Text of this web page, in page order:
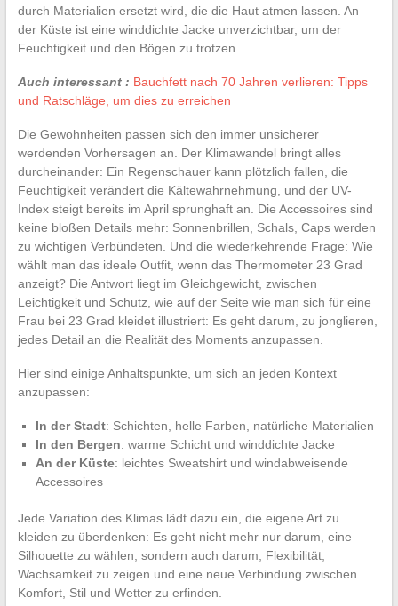
durch Materialien ersetzt wird, die die Haut atmen lassen. An
der Küste ist eine winddichte Jacke unverzichtbar, um der
Feuchtigkeit und den Bögen zu trotzen.
Auch interessant : Bauchfett nach 70 Jahren verlieren: Tipps
und Ratschläge, um dies zu erreichen
Die Gewohnheiten passen sich den immer unsicherer
werdenden Vorhersagen an. Der Klimawandel bringt alles
durcheinander: Ein Regenschauer kann plötzlich fallen, die
Feuchtigkeit verändert die Kältewahrnehmung, und der UV-
Index steigt bereits im April sprunghaft an. Die Accessoires sind
keine bloßen Details mehr: Sonnenbrillen, Schals, Caps werden
zu wichtigen Verbündeten. Und die wiederkehrende Frage: Wie
wählt man das ideale Outfit, wenn das Thermometer 23 Grad
anzeigt? Die Antwort liegt im Gleichgewicht, zwischen
Leichtigkeit und Schutz, wie auf der Seite wie man sich für eine
Frau bei 23 Grad kleidet illustriert: Es geht darum, zu jonglieren,
jedes Detail an die Realität des Moments anzupassen.
Hier sind einige Anhaltspunkte, um sich an jeden Kontext
anzupassen:
In der Stadt: Schichten, helle Farben, natürliche Materialien
In den Bergen: warme Schicht und winddichte Jacke
An der Küste: leichtes Sweatshirt und windabweisende
Accessoires
Jede Variation des Klimas lädt dazu ein, die eigene Art zu
kleiden zu überdenken: Es geht nicht mehr nur darum, eine
Silhouette zu wählen, sondern auch darum, Flexibilität,
Wachsamkeit zu zeigen und eine neue Verbindung zwischen
Komfort, Stil und Wetter zu erfinden.